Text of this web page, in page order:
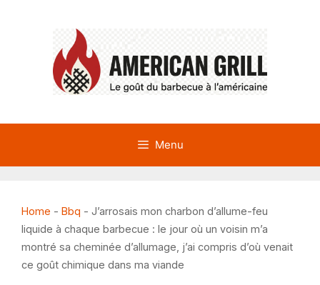
Menu
Home - Bbq - J’arrosais mon charbon d’allume-feu
liquide à chaque barbecue : le jour où un voisin m’a
montré sa cheminée d’allumage, j’ai compris d’où venait
ce goût chimique dans ma viande